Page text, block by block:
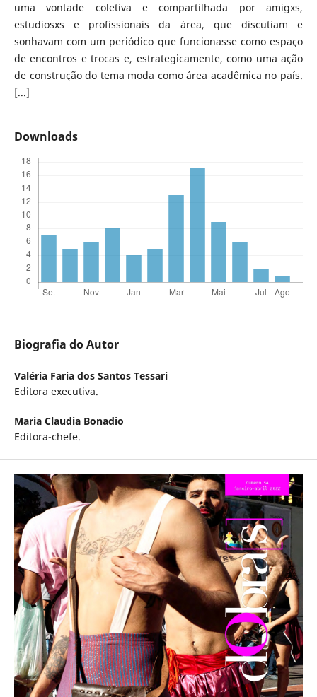
uma vontade coletiva e compartilhada por amigxs,
estudiosxs e profissionais da área, que discutiam e
sonhavam com um periódico que funcionasse como espaço
de encontros e trocas e, estrategicamente, como uma ação
de construção do tema moda como área acadêmica no país.
[...]
Downloads
Biografia do Autor
Valéria Faria dos Santos Tessari
Editora executiva.
Maria Claudia Bonadio
Editora-chefe.